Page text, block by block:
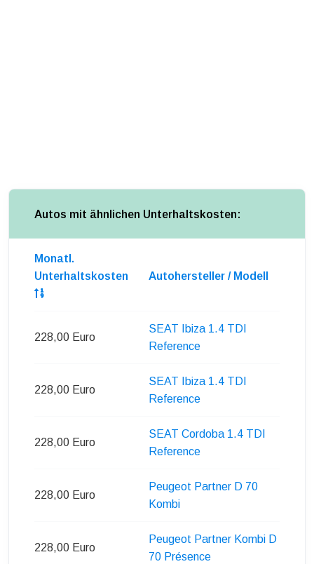
Autos mit ähnlichen Unterhaltskosten:
Monatl.
Unterhaltskosten
Autohersteller / Modell
228,00 Euro
SEAT Ibiza 1.4 TDI
Reference
228,00 Euro
SEAT Ibiza 1.4 TDI
Reference
228,00 Euro
SEAT Cordoba 1.4 TDI
Reference
228,00 Euro
Peugeot Partner D 70
Kombi
228,00 Euro
Peugeot Partner Kombi D
70 Présence